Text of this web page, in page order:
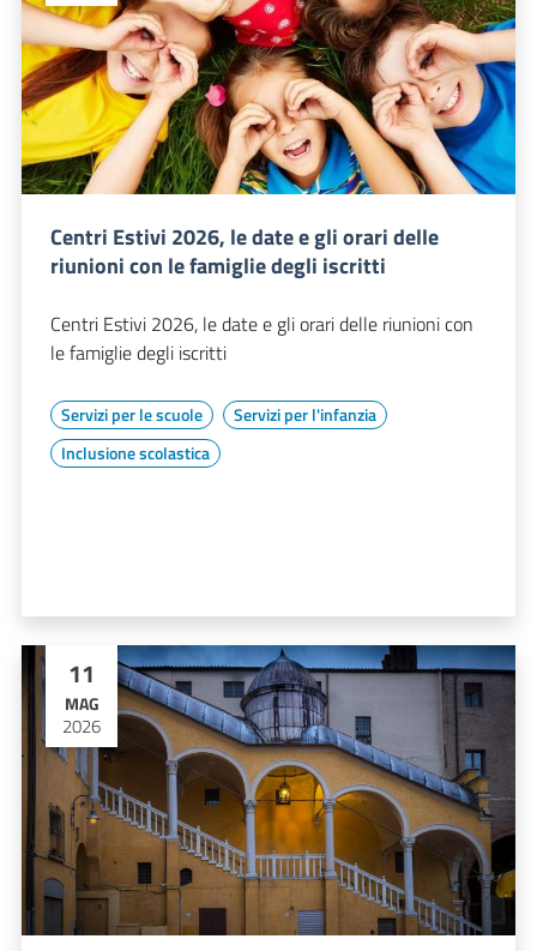
Centri Estivi 2026, le date e gli orari delle
riunioni con le famiglie degli iscritti
Centri Estivi 2026, le date e gli orari delle riunioni con
le famiglie degli iscritti
Servizi per le scuole
Servizi per l'infanzia
Inclusione scolastica
11
MAG
2026